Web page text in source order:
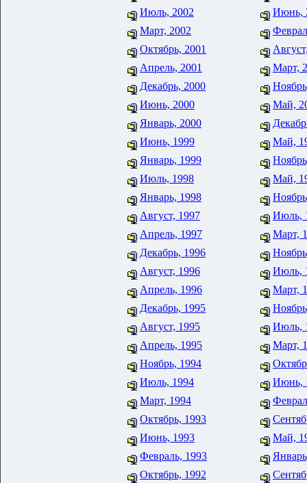
Июль, 2002
Июнь,
Март, 2002
Октябрь, 2001
Апрель, 2001
Март,
Декабрь, 2000
Июнь, 2000
Май,
Январь, 2000
Июнь, 1999
Май,
Январь, 1999
Июль, 1998
Май,
Январь, 1998
Август, 1997
Июль,
Апрель, 1997
Март,
Декабрь, 1996
Август, 1996
Июль,
Апрель, 1996
Март,
Декабрь, 1995
Август, 1995
Июль,
Апрель, 1995
Март,
Ноябрь, 1994
Июль, 1994
Июнь,
Март, 1994
Октябрь, 1993
Июнь, 1993
Май,
Февраль, 1993
Октябрь, 1992